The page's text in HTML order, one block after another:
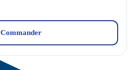
Commander